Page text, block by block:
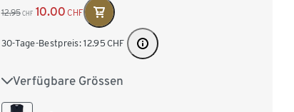
12.95 CHF 10.00 CHF
30-Tage-Bestpreis: 12.95 CHF
Verfügbare Grössen
S 36/38 M 40/42 L 44/46